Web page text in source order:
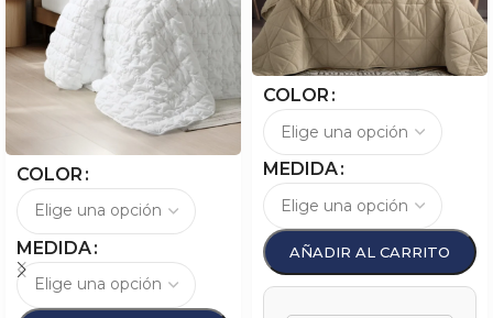
COLOR
MEDIDA
COLOR
MEDIDA
AÑADIR AL CARRITO